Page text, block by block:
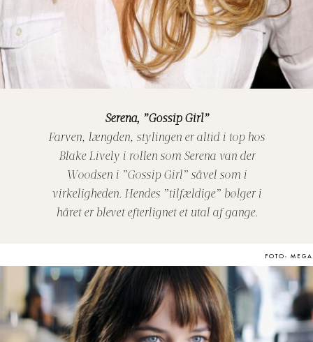
Serena, ”Gossip Girl”
Farven, længden, stylingen er altid i top hos
Blake Lively i rollen som Serena van der
Woodsen i ”Gossip Girl” såvel som i
virkeligheden. Hendes ”tilfældige” bølger i
håret er blevet efterlignet et utal af gange.
FOTO: MEGA